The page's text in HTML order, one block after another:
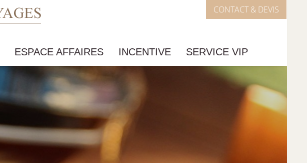
CONTACT & DEVIS
ESPACE AFFAIRES INCENTIVE SERVICE VIP